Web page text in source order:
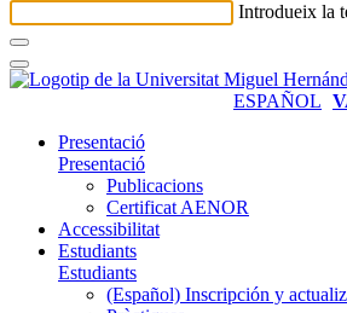
Introdueix la
ESPAÑOL
Presentació
Presentació
Publicacions
Certificat AENOR
Accessibilitat
Estudiants
Estudiants
(Español) Inscripción y